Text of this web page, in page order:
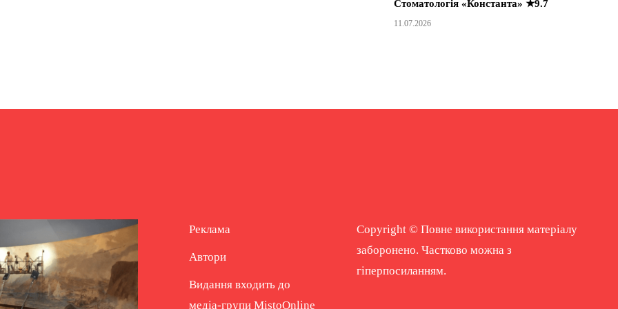
Стоматологія «Константа» ★9.7
11.07.2026
Реклама
Автори
Видання входить до
медіа-групи MistoOnline
Copyright © Повне використання матеріалу
заборонено. Частково можна з
гіперпосиланням.